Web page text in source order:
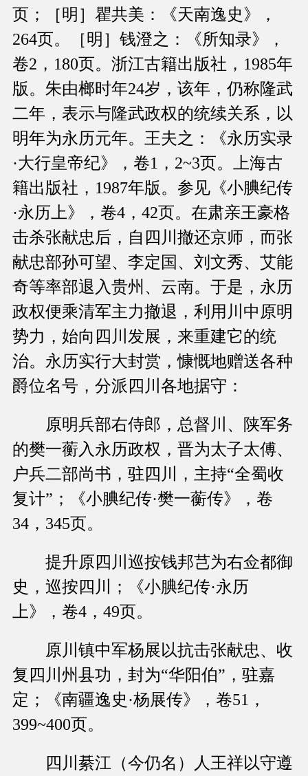
页；［明］瞿共美：《天南逸史》，
264页。［明］钱澄之：《所知录》，
卷2，180页。浙江古籍出版社，1985年
版。朱由榔时年24岁，该年，仍称隆武
二年，表示与隆武政权的统续关系，以
明年为永历元年。王夫之：《永历实录
·大行皇帝纪》，卷1，2~3页。上海古
籍出版社，1987年版。参见《小腆纪传
·永历上》，卷4，42页。在肃亲王豪格
击杀张献忠后，自四川撤还京师，而张
献忠部孙可望、李定国、刘文秀、艾能
奇等率部退入贵州、云南。于是，永历
政权便乘清军主力撤退，利用川中原明
势力，始向四川发展，来重建它的统
治。永历实行大封赏，慷慨地赠送各种
爵位名号，分派四川各地据守：
原明兵部右侍郎，总督川、陕军务
的樊一蘅入永历政权，晋为太子太傅、
户兵二部尚书，驻四川，主持“全蜀收
复计”；《小腆纪传·樊一蘅传》，卷
34，345页。
提升原四川巡按钱邦芑为右佥都御
史，巡按四川；《小腆纪传·永历
上》，卷4，49页。
原川镇中军杨展以抗击张献忠、收
复四川州县功，封为“华阳伯”，驻嘉
定；《南疆逸史·杨展传》，卷51，
399~400页。
四川綦江（今仍名）人王祥以守遵